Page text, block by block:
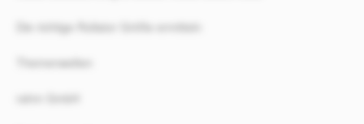
Die richtige Rollator Größe ermitteln
Themenwelten
rahm GmbH